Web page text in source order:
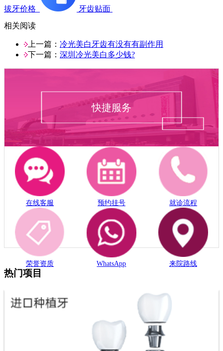
拔牙价格
牙齿贴面
相关阅读
上一篇： 冷光美白牙齿有没有有副作用
下一篇： 深圳冷光美白多少钱?
快捷服务
在线客服 预约挂号 就诊流程
荣誉资质 WhatsApp 来院路线
热门项目